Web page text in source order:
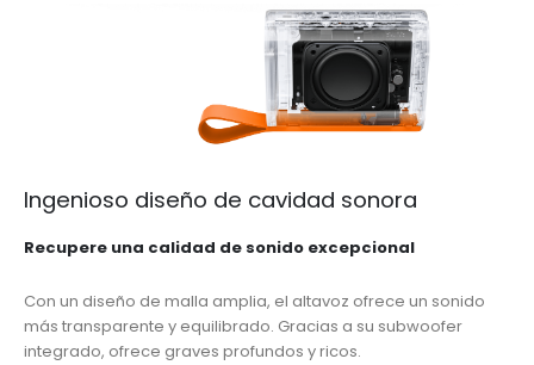
Ingenioso diseño de cavidad sonora
Recupere una calidad de sonido excepcional
Con un diseño de malla amplia, el altavoz ofrece un sonido
más transparente y equilibrado. Gracias a su subwoofer
integrado, ofrece graves profundos y ricos.